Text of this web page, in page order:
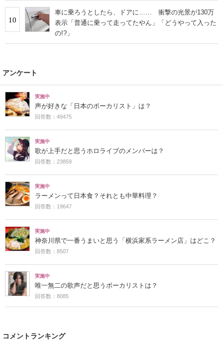
10
車に乗ろうとしたら、ドアに…… 衝撃の光景が130万
表示「普通に乗って走ってたやん」「どうやって入った
の!?」
アンケート
実施中
声が好きな「日本のボーカリスト」は？
回答数：49475
実施中
歌が上手だと思うホロライブのメンバーは？
回答数：23859
実施中
ラーメンって日本食？それとも中華料理？
回答数：19647
実施中
神奈川県で一番うまいと思う「横浜家系ラーメン店」はどこ？
回答数：8507
実施中
唯一無二の歌声だと思うボーカリストは？
回答数：8085
コメントランキング